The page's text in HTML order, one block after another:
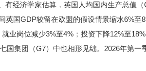
经济学家估算，英国人均国内生产总值（
国GDP较留在欧盟的假设情景缩水6%至
岗位减少3%至4%；投资下降12%至
国集团（G7）中也相形见绌。2026年第一